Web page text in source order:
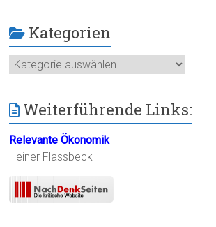
Kategorien
Kategorien
Weiterführende Links:
Relevante Ökonomik
Heiner Flassbeck